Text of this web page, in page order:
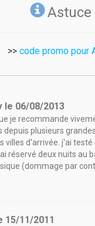
Astuce
>> code promo pour
le 06/08/2013
je recommande
depuis plusieurs
villes d'arrivée. j'ai
réservé deux nuits au
(dommage par
15/11/2011